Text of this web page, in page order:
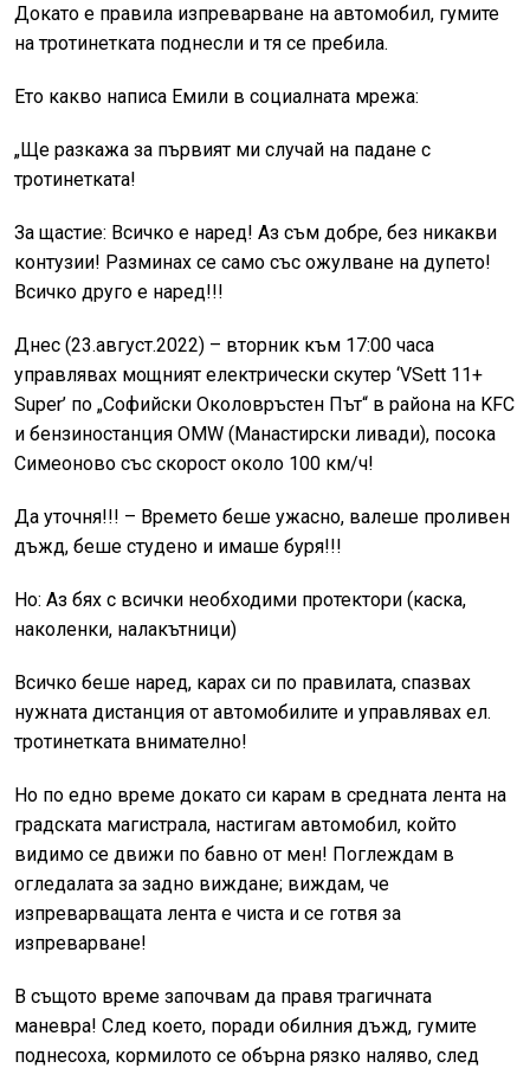
Докато е правила изпреварване на автомобил, гумите
на тротинетката поднесли и тя се пребила.
Ето какво написа Емили в социалната мрежа:
„Ще разкажа за първият ми случай на падане с
тротинетката!
За щастие: Всичко е наред! Аз съм добре, без никакви
контузии! Разминах се само със ожулване на дупето!
Всичко друго е наред!!!
Днес (23.август.2022) – вторник към 17:00 часа
управлявах мощният електрически скутер ‘VSett 11+
Super’ по „Софийски Околовръстен Път“ в района на KFC
и бензиностанция OMW (Манастирски ливади), посока
Симеоново със скорост около 100 км/ч!
Да уточня!!! – Времето беше ужасно, валеше проливен
дъжд, беше студено и имаше буря!!!
Но: Аз бях с всички необходими протектори (каска,
наколенки, налакътници)
Всичко беше наред, карах си по правилата, спазвах
нужната дистанция от автомобилите и управлявах ел.
тротинетката внимателно!
Но по едно време докато си карам в средната лента на
градската магистрала, настигам автомобил, който
видимо се движи по бавно от мен! Поглеждам в
огледалата за задно виждане; виждам, че
изпреварващата лента е чиста и се готвя за
изпреварване!
В същото време започвам да правя трагичната
маневра! След което, поради обилния дъжд, гумите
поднесоха, кормилото се обърна рязко наляво, след